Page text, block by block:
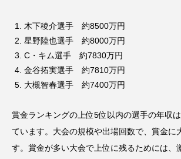
木下稜介選手 約8500万円
星野陸也選手 約8000万円
C・キム選手 約7830万円
金谷拓実選手 約7810万円
大槻智春選手 約7400万円
賞金ランキングの上位5位以内の選手の年収
ています。大会の規模や出場回数で、賞金に
す。賞金が多い大会で上位に残るためには、